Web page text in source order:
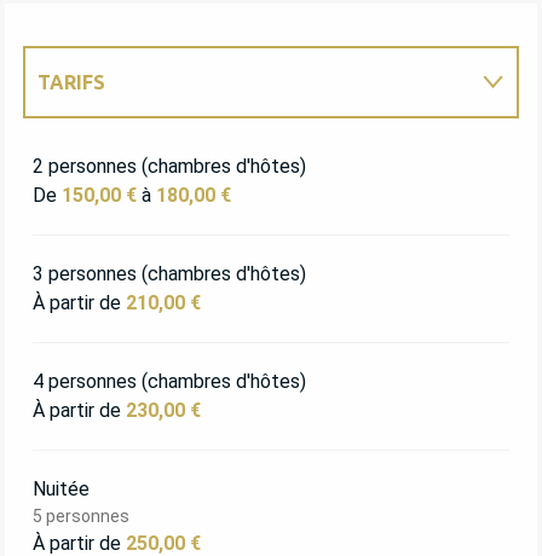
TARIFS
TARIFS 2027
2 personnes (chambres d'hôtes)
De 150,00 € à 180,00 €
3 personnes (chambres d'hôtes)
À partir de 210,00 €
4 personnes (chambres d'hôtes)
À partir de 230,00 €
Nuitée
5 personnes
À partir de 250,00 €